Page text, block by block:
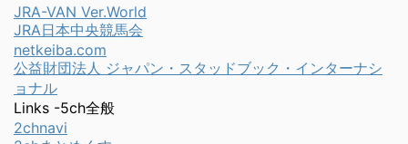
JRA-VAN Ver.World
JRA日本中央競馬会
netkeiba.com
公益財団法人 ジャパン・スタッドブック・インターナシ
ョナル
Links -5ch全般
2chnavi